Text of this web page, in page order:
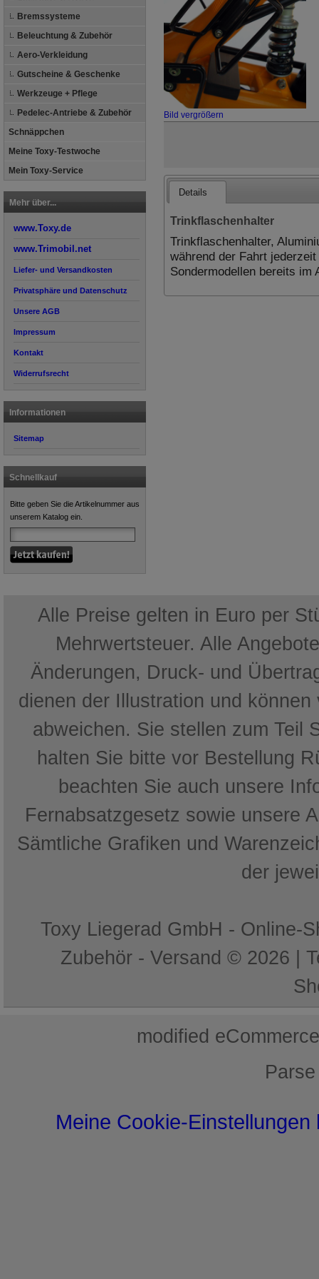
Bremssysteme
Beleuchtung & Zubehör
Aero-Verkleidung
Gutscheine & Geschenke
Werkzeuge + Pflege
Pedelec-Antriebe & Zubehör
Schnäppchen
Meine Toxy-Testwoche
Mein Toxy-Service
Mehr über...
www.Toxy.de
www.Trimobil.net
Liefer- und Versandkosten
Privatsphäre und Datenschutz
Unsere AGB
Impressum
Kontakt
Widerrufsrecht
Informationen
Sitemap
Schnellkauf
Bitte geben Sie die Artikelnummer aus
unserem Katalog ein.
Bild vergrößern
Details
Trinkflaschenhalter
Trinkflaschenhalter,
während der Fahrt
Sondermodellen bereits im
Alle Preise gelten in Euro per
Mehrwertsteuer. Alle
Änderungen, Druck- und
dienen der Illustration und
abweichen. Sie stellen zum Teil
halten Sie bitte vor Bestellung
beachten Sie auch unsere
Fernabsatzgesetz sowie unsere
Sämtliche Grafiken und
der
Toxy Liegerad GmbH - Online-
Zubehör - Versand © 2026 |
mod ified
Meine Cookie-